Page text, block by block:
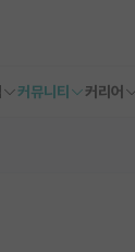
커뮤니티 커리어